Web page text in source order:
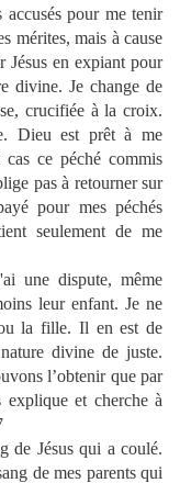
pour me tenir
mérites, mais à cause
en expiant pour
divine. Je change de
crucifiée à la croix.
Dieu est prêt à me
ce péché commis
pas à retourner sur
pour mes péchés
seulement de me
une dispute, même
leur enfant. Je ne
la fille. Il en est de
divine de juste.
l’obtenir que par
explique et cherche à
de Jésus qui a coulé.
de mes parents qui